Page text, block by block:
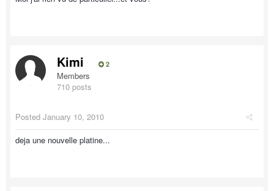
Kimi 2
Members
710 posts
Posted January 10, 2010
deja une nouvelle platine...